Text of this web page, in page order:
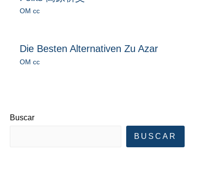
OM cc
Die Besten Alternativen Zu Azar
OM cc
Buscar
BUSCAR